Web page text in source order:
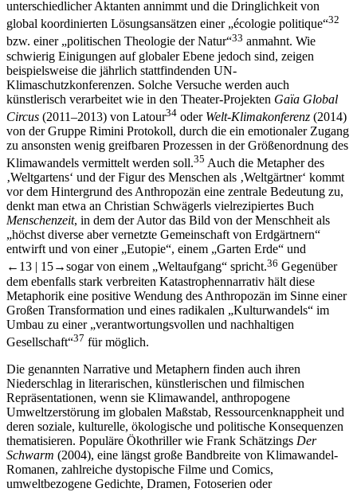
global koordinierten Lösungsansätzen einer „écologie politique“
bzw. einer „politischen Theologie der Natur“33anmahnt. Wie
schwierig Einigungen auf globaler Ebene jedoch sind, zeigen
beispielsweise die jährlich stattfindenden UN-
Klimaschutzkonferenzen. Solche Versuche werden auch
künstlerisch verarbeitet wie in den Theater-ProjektenGaïa Global
Circus(2011–2013) von Latour34oderWelt-Klimakonferenz(2014)
von der Gruppe Rimini Protokoll, durch die ein emotionaler Zugang
zu ansonsten wenig greifbaren Prozessen in der Größenordnung des
Klimawandels vermittelt werden soll.35Auch die Metapher des
‚Weltgartens‘ und der Figur des Menschen als ‚Weltgärtner‘ kommt
vor dem Hintergrund des Anthropozän eine zentrale Bedeutung zu,
denkt man etwa an Christian Schwägerls vielrezipiertes Buch
Menschenzeit, in dem der Autor das Bild von der Menschheit als
„höchst diverse aber vernetzte Gemeinschaft von Erdgärtnern“
entwirft und von einer „Eutopie“, einem „Garten Erde“ und
←13 |15→sogar von einem „Weltaufgang“ spricht.36 Gegenüber
dem ebenfalls stark verbreiten Katastrophennarrativ hält diese
Metaphorik eine positive Wendung des Anthropozän im Sinne einer
Großen Transformation und eines radikalen „Kulturwandels“ im
Umbau zu einer „verantwortungsvollen und nachhaltigen
Gesellschaft“37für möglich.
Niederschlag in literarischen, künstlerischen und filmischen
Repräsentationen, wenn sie Klimawandel, anthropogene
Umweltzerstörung im globalen Maßstab, Ressourcenknappheit und
deren soziale, kulturelle, ökologische und politische Konsequenzen
thematisieren. Populäre Ökothriller wie Frank SchätzingsDer
Schwarm(2004), eine längst große Bandbreite von Klimawandel-
Romanen, zahlreiche dystopische Filme und Comics,
umweltbezogene Gedichte, Dramen, Fotoserien oder
Computerspiele befassen sich mit diesen Themen, vereinzelt setzen